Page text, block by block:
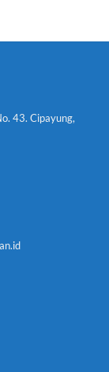
43. Cipayung,